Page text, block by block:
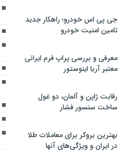
جی پی اس خودرو؛ راهکار جدید
تامین امنیت خودرو
معرفی و بررسی پراپ فرم ایرانی
معتبر آریا اینوستور
رقابت ژاپن و آلمان، دو غول
ساخت سنسور فشار
بهترین بروکر برای معاملات طلا
در ایران و ویژگی‌های آنها